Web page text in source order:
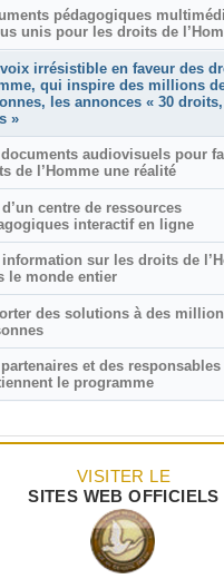
pédagogiques
unis pour les droits de
irrésistible en faveur des
qui inspire des millions
les annonces « 30
»
documents audiovisuels pour
de l’Homme une réalité
centre de ressources
interactif en ligne
information sur les droits de
le monde entier
des solutions à des
partenaires et des responsables
le programme
VISITER LE
SITES WEB OFFICIELS